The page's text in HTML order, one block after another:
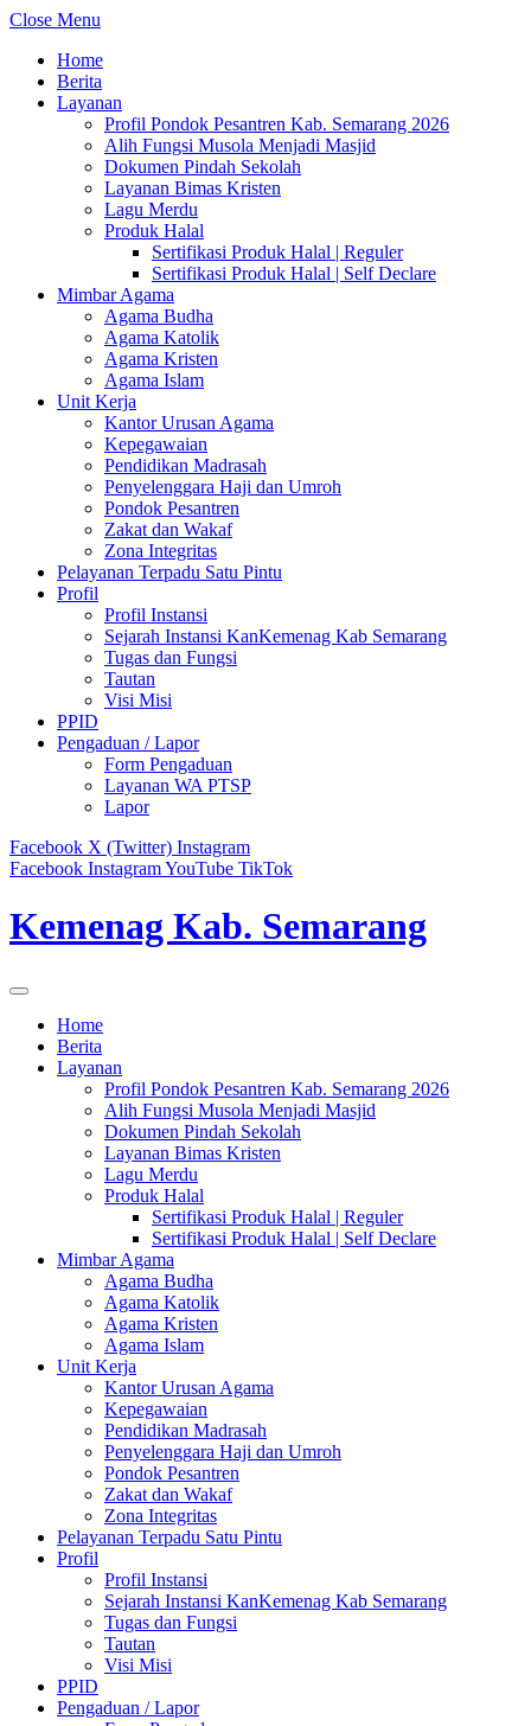
Close Menu
Home
Berita
Layanan
Profil Pondok Pesantren Kab. Semarang 2026
Alih Fungsi Musola Menjadi Masjid
Dokumen Pindah Sekolah
Layanan Bimas Kristen
Lagu Merdu
Produk Halal
Sertifikasi Produk Halal | Reguler
Sertifikasi Produk Halal | Self Declare
Mimbar Agama
Agama Budha
Agama Katolik
Agama Kristen
Agama Islam
Unit Kerja
Kantor Urusan Agama
Kepegawaian
Pendidikan Madrasah
Penyelenggara Haji dan Umroh
Pondok Pesantren
Zakat dan Wakaf
Zona Integritas
Pelayanan Terpadu Satu Pintu
Profil
Profil Instansi
Sejarah Instansi KanKemenag Kab Semarang
Tugas dan Fungsi
Tautan
Visi Misi
PPID
Pengaduan / Lapor
Form Pengaduan
Layanan WA PTSP
Lapor
Facebook X (Twitter) Instagram
Facebook InstagramYouTube TikTok
Kemenag Kab. Semarang
Home
Berita
Layanan
Profil Pondok Pesantren Kab. Semarang 2026
Alih Fungsi Musola Menjadi Masjid
Dokumen Pindah Sekolah
Layanan Bimas Kristen
Lagu Merdu
Produk Halal
Sertifikasi Produk Halal | Reguler
Sertifikasi Produk Halal | Self Declare
Mimbar Agama
Agama Budha
Agama Katolik
Agama Kristen
Agama Islam
Unit Kerja
Kantor Urusan Agama
Kepegawaian
Pendidikan Madrasah
Penyelenggara Haji dan Umroh
Pondok Pesantren
Zakat dan Wakaf
Zona Integritas
Pelayanan Terpadu Satu Pintu
Profil
Profil Instansi
Sejarah Instansi KanKemenag Kab Semarang
Tugas dan Fungsi
Tautan
Visi Misi
PPID
Pengaduan / Lapor